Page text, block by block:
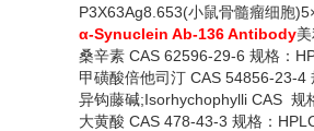
P3X63Ag8.653(小鼠骨髓瘤细胞
α-Synuclein Ab-136 Antibody
桑辛素 CAS 62596-29-6 规格：
甲磺酸倍他司汀 CAS 54856-23-4
异钩藤碱;Isorhychophylli CAS 规
大黄酸 CAS 478-43-3 规格：